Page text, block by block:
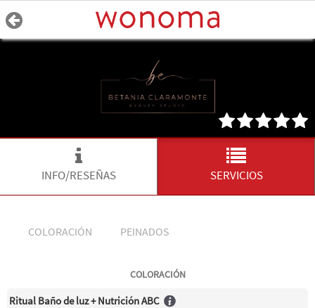
INFO/RESEÑAS SERVICIOS
COLORACIÓN PEINADOS
COLORACIÓN
Ritual Baño de luz + Nutrición ABC